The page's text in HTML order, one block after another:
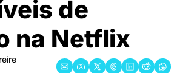
de
na Netflix